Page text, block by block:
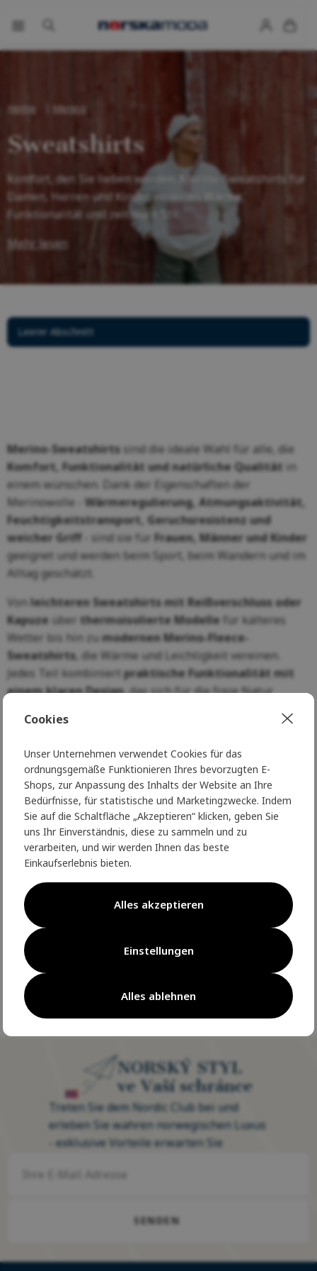
Home Merino
Sweatshirts
Komfort, den Sie lieben werden. Merino-Sweatshirts für
Damen, Herren und Kinder vereinen Wärme,
Funktionalität und zeitlosen Stil.
Mehr lesen
Leerer Abschnitt
Merino-Sweatshirts sind die ideale Wahl für alle, die
Komfort, Funktionalität und natürliche Qualität in
einem wünschen. Dank der Eigenschaften der
Merinowolle - Wärmeregulierung, Atmungsaktivität,
Feuchtigkeitstransport, Geruchsresistenz und
weicher Griff - sind sie für Frauen, Männer und Kinder
geeignet und werden beim Sport, beim Wandern und im
Alltag geschätzt.
Von leichteren Sweatshirts mit Reißverschluss oder
Kapuze über thermoisolierte Modelle für kälteres
Wetter bis hin zumodernen Merino-Fleece-
Sweatshirts, die Wärme und Leichtigkeit vereinen.
Jedes Teil kombiniertpraktische Funktionalität mit
einem klaren Design, das sich für die freie Natur
langlebiges Material, das über Jahre hinweg hält. Um
alle Eigenschaften zu erhalten, empfehlen wir, die
Sweatshirts mitBiowash-Naturwaschgels zu waschen,
die sowohl die Wolle als auch die Umwelt schonen.
Mit Merino-Sweatshirts haben Sie einenzuverlässigen
Begleiter für jede Jahreszeit- eine vielseitige Schicht,
unverwechselbaren Stil unterstreicht.
Seit 20 Jahren glänzen wir für Sie
auf Ihrer Reise durch die Natur
Seit 20 Jahren glänzen wir
auf Ihrer Reise durch die
NORSKÝ STYL
ve Vaší schránce
Treten Sie dem Nordic Club bei und
erleben Sie wahren norwegischen Luxus
- exklusive Vorteile erwarten Sie
SENDEN
Cookies
Unser Unternehmen verwendet Cookies für das
ordnungsgemäße Funktionieren Ihres bevorzugten E-
Shops, zur Anpassung des Inhalts der Website an Ihre
Bedürfnisse, für statistische und Marketingzwecke. Indem
Sie auf die Schaltfläche „Akzeptieren“ klicken, geben Sie
uns Ihr Einverständnis, diese zu sammeln und zu
verarbeiten, und wir werden Ihnen das beste
Einkaufserlebnis bieten.
Alles ablehnen
Einstellungen
Alles akzeptieren